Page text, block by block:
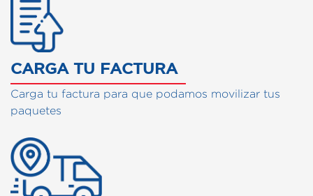
CARGA TU FACTURA
Carga tu factura para que podamos movilizar tus
paquetes